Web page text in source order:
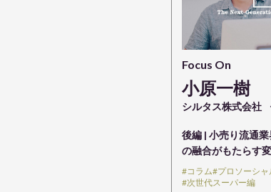
Focus On
小原一樹
シルタス株式会社
後編 | 小売り流通
の融合がもたらす
#コラム#プロソーシ
#次世代スーパー編